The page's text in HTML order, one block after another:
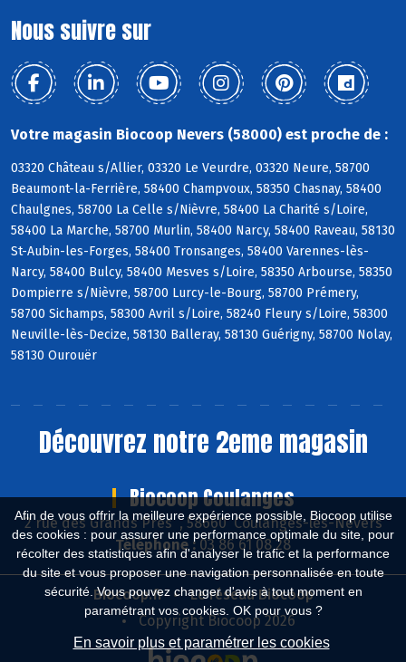
Afin de vous offrir la meilleure expérience possible, Biocoop utilise
des cookies : pour assurer une performance optimale du site, pour
récolter des statistiques afin d'analyser le trafic et la performance
du site et vous proposer une navigation personnalisée en toute
sécurité. Vous pouvez changer d'avis à tout moment en
paramétrant vos cookies. OK pour vous ?
En savoir plus et paramétrer les cookies
Nous suivre sur
Votre magasin Biocoop Nevers (58000) est proche de :
03320 Château s/Allier, 03320 Le Veurdre, 03320 Neure, 58700
Beaumont-la-Ferrière, 58400 Champvoux, 58350 Chasnay, 58400
Chaulgnes, 58700 La Celle s/Nièvre, 58400 La Charité s/Loire,
58400 La Marche, 58700 Murlin, 58400 Narcy, 58400 Raveau, 58130
St-Aubin-les-Forges, 58400 Tronsanges, 58400 Varennes-lès-
Narcy, 58400 Bulcy, 58400 Mesves s/Loire, 58350 Arbourse, 58350
Dompierre s/Nièvre, 58700 Lurcy-le-Bourg, 58700 Prémery,
58700 Sichamps, 58300 Avril s/Loire, 58240 Fleury s/Loire, 58300
Neuville-lès-Decize, 58130 Balleray, 58130 Guérigny, 58700 Nolay,
58130 Ourouër
Découvrez notre 2eme magasin
Biocoop Coulanges
2 rue des Grands Près , 58660 Coulanges-lès-Nevers
Téléphone :03 86 61 08 28
Biocoop.fr
Le réseau Biocoop
Copyright Biocoop 2026